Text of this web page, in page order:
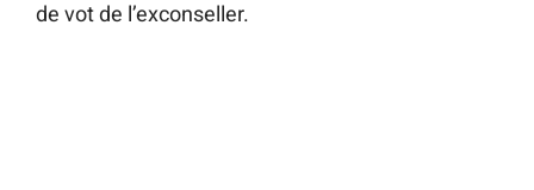
de vot de l’exconseller.